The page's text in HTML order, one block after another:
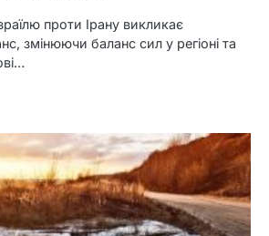
проти Ірану викликає
змінюючи баланс сил у регіоні та